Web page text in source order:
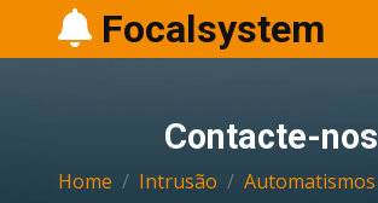
Focalsystem
Contacte-nos
Home Intrusão Automatismos